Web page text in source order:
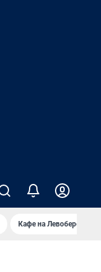
Кафе на Левобережье